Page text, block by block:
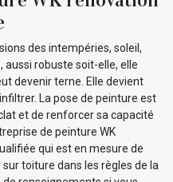
des intempéries, soleil,
aussi robuste soit-elle, elle
devenir terne. Elle devient
La pose de peinture est
et de renforcer sa capacité
de peinture WK
qui est en mesure de
toiture dans les règles de la